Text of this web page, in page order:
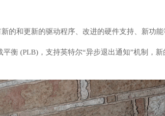
的和更新的驱动程序、改进的硬件支持、新功能
衡 (PLB)，支持英特尔“异步退出通知”机制，新